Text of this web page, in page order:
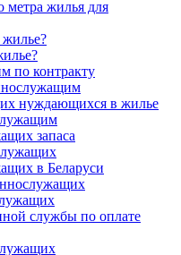
метра жилья для
по контракту
нуждающихся в жилье
запаса
в Беларуси
службы по оплате